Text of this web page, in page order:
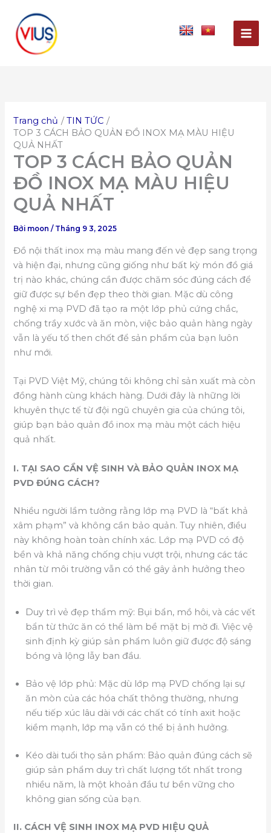
dung
Trang chủ
TIN TỨC
TOP 3 CÁCH BẢO QUẢN ĐỒ INOX MẠ MÀU HIỆU
QUẢ NHẤT
TOP 3 CÁCH BẢO QUẢN
ĐỒ INOX MẠ MÀU HIỆU
QUẢ NHẤT
Bởi moon/ Tháng 9 3, 2025
Đồ nội thất inox mạ màu mang đến vẻ đẹp sang trọng
và hiện đại, nhưng cũng giống như bất kỳ món đồ giá
trị nào khác, chúng cần được chăm sóc đúng cách để
giữ được sự bền đẹp theo thời gian. Mặc dù công
nghệ xi mạ PVD đã tạo ra một lớp phủ cứng chắc,
chống trầy xước và ăn mòn, việc bảo quản hàng ngày
vẫn là yếu tố then chốt để sản phẩm của bạn luôn
như mới.
Tại PVD Việt Mỹ, chúng tôi không chỉ sản xuất mà còn
đồng hành cùng khách hàng. Dưới đây là những lời
khuyên thực tế từ đội ngũ chuyên gia của chúng tôi,
giúp bạn bảo quản đồ inox mạ màu một cách hiệu
quả nhất.
I. TẠI SAO CẦN VỆ SINH VÀ BẢO QUẢN INOX MẠ
PVD ĐÚNG CÁCH?
Nhiều người lầm tưởng rằng lớp mạ PVD là “bất khả
xâm phạm” và không cần bảo quản. Tuy nhiên, điều
này không hoàn toàn chính xác. Lớp mạ PVD có độ
bền và khả năng chống chịu vượt trội, nhưng các tác
nhân từ môi trường vẫn có thể gây ảnh hưởng theo
thời gian.
Duy trì vẻ đẹp thẩm mỹ: Bụi bẩn, mồ hôi, và các vết
bẩn từ thức ăn có thể làm bề mặt bị mờ đi. Việc vệ
sinh định kỳ giúp sản phẩm luôn giữ được độ sáng
bóng và lộng lẫy ban đầu.
Bảo vệ lớp phủ: Mặc dù lớp mạ PVD chống lại sự
ăn mòn của các hóa chất thông thường, nhưng
nếu tiếp xúc lâu dài với các chất có tính axit hoặc
kiềm mạnh, lớp mạ vẫn có thể bị ảnh hưởng.
Kéo dài tuổi thọ sản phẩm: Bảo quản đúng cách sẽ
giúp sản phẩm duy trì chất lượng tốt nhất trong
nhiều năm, là một khoản đầu tư bền vững cho
không gian sống của bạn.
II. CÁCH VỆ SINH INOX MẠ PVD HIỆU QUẢ